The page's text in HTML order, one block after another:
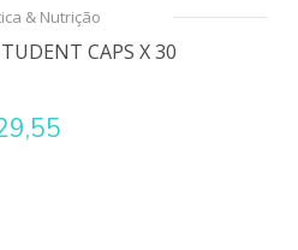
& Nutrição
CAPS X 30